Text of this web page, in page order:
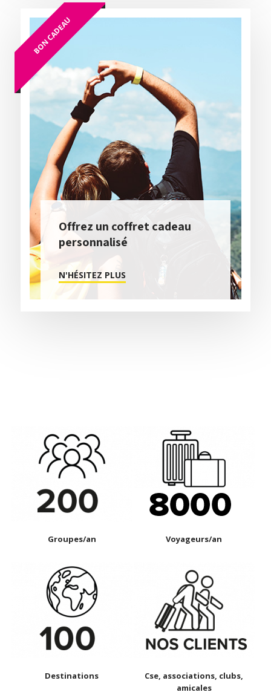
BON CADEAU
Offrez un coffret cadeau
personnalisé
N'HÉSITEZ PLUS
Groupes/an Voyageurs/an
Destinations
Cse, associations, clubs,
amicales